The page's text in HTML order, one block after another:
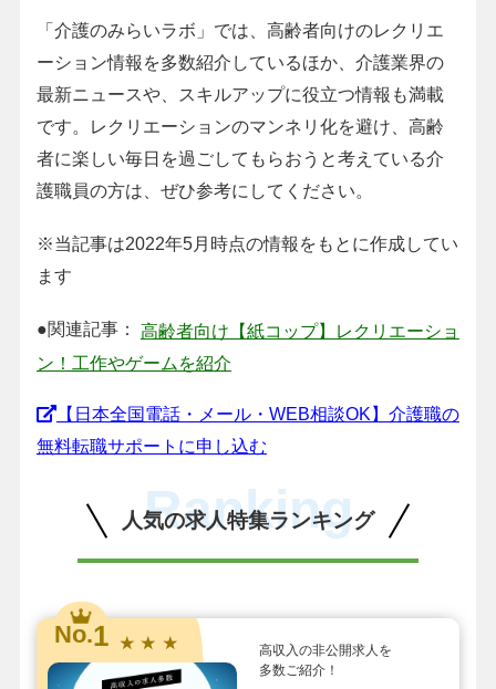
「介護のみらいラボ」では、高齢者向けのレクリエ
ーション情報を多数紹介しているほか、介護業界の
最新ニュースや、スキルアップに役立つ情報も満載
です。レクリエーションのマンネリ化を避け、高齢
者に楽しい毎日を過ごしてもらおうと考えている介
護職員の方は、ぜひ参考にしてください。
※当記事は2022年5月時点の情報をもとに作成してい
ます
●関連記事： 高齢者向け【紙コップ】レクリエーショ
ン！工作やゲームを紹介
【日本全国電話・メール・WEB相談OK】介護職の
無料転職サポートに申し込む
人気の求人特集ランキング
Ranking
No.1 ★ ★ ★
高収入の非公開求人を
多数ご紹介！